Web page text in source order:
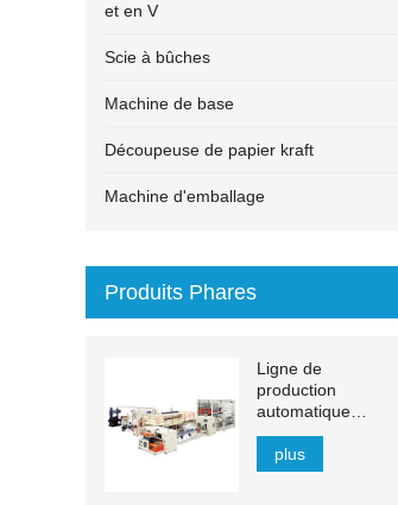
et en V
Scie à bûches
Machine de base
Découpeuse de papier kraft
Machine d'emballage
Produits Phares
Ligne de
production
automatique
d'essuie-mains en
papier à transfert
MJN-PL
plus